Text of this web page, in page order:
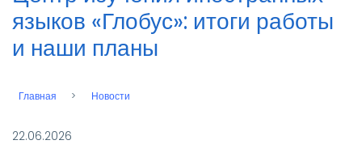
языков «Глобус»: итоги работы
и наши планы
Строка
Главная Новости
22.06.2026